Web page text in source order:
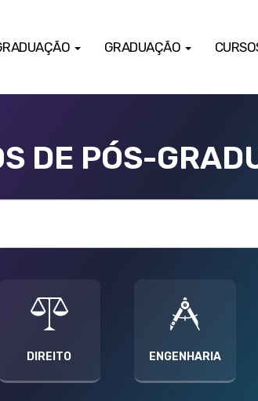
GRADUAÇÃO
DE PÓS-
DIREITO ENGENHARIA